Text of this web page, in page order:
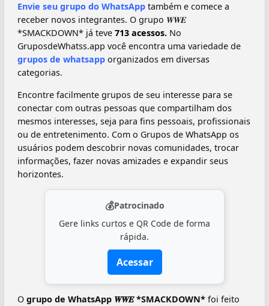
Envie seu grupo do WhatsApp também e comece a
receber novos integrantes. O grupo 𝑾𝑾𝑬
*SMACKDOWN* já teve 713 acessos. No
GruposdeWhatss.app você encontra uma variedade de
grupos de whatsapp organizados em diversas
categorias.
Encontre facilmente grupos de seu interesse para se
conectar com outras pessoas que compartilham dos
mesmos interesses, seja para fins pessoais, profissionais
ou de entretenimento. Com o Grupos de WhatsApp os
usuários podem descobrir novas comunidades, trocar
informações, fazer novas amizades e expandir seus
horizontes.
💰Patrocinado
Gere links curtos e QR Code de forma
rápida.
Acessar
O grupo de WhatsApp 𝑾𝑾𝑬 *SMACKDOWN* foi feito